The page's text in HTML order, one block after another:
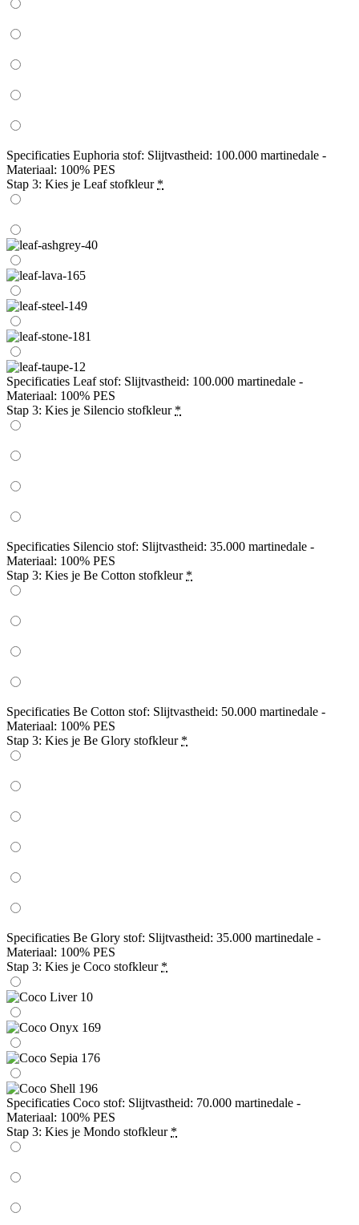
Specificaties Euphoria stof: Slijtvastheid: 100.000 martinedale -
Materiaal: 100% PES
Stap 3: Kies je Leaf stofkleur *
Specificaties Leaf stof: Slijtvastheid: 100.000 martinedale -
Materiaal: 100% PES
Stap 3: Kies je Silencio stofkleur *
Specificaties Silencio stof: Slijtvastheid: 35.000 martinedale -
Materiaal: 100% PES
Stap 3: Kies je Be Cotton stofkleur *
Specificaties Be Cotton stof: Slijtvastheid: 50.000 martinedale -
Materiaal: 100% PES
Stap 3: Kies je Be Glory stofkleur *
Specificaties Be Glory stof: Slijtvastheid: 35.000 martinedale -
Materiaal: 100% PES
Stap 3: Kies je Coco stofkleur *
Specificaties Coco stof: Slijtvastheid: 70.000 martinedale -
Materiaal: 100% PES
Stap 3: Kies je Mondo stofkleur *